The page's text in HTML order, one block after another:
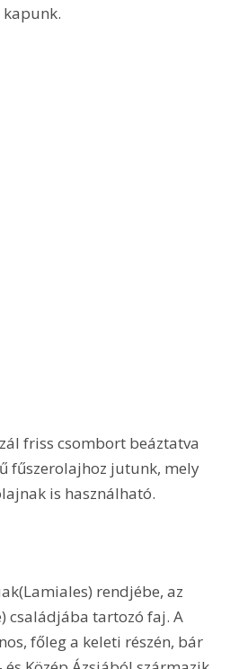
friss csombort beáztatva
fűszerolajhoz jutunk, mely
is használható.
rendjébe, az
családjába tartozó faj. A
főleg a keleti részén, bár